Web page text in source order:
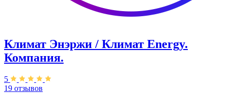
Климат Энэржи / Климат Energy.
Компания.
5
19 отзывов